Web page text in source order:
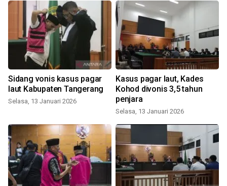
Sidang vonis kasus pagar
laut Kabupaten Tangerang
Selasa, 13 Januari 2026
Kasus pagar laut, Kades
Kohod divonis 3,5 tahun
penjara
Selasa, 13 Januari 2026